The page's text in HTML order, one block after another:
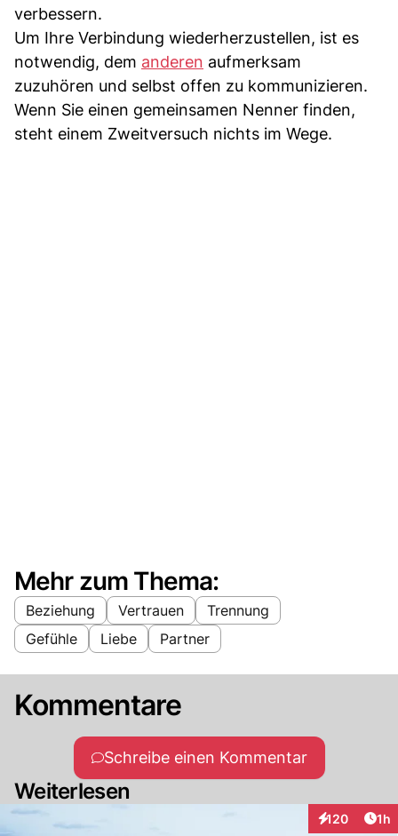
verbessern.
Um Ihre Verbindung wiederherzustellen, ist es
notwendig, dem anderen aufmerksam
zuzuhören und selbst offen zu kommunizieren.
Wenn Sie einen gemeinsamen Nenner finden,
steht einem Zweitversuch nichts im Wege.
Mehr zum Thema:
Beziehung Vertrauen
Trennung
Gefühle
Liebe Partner
Kommentare
Schreibe einen Kommentar
Weiterlesen
120
Interaktionen
1h